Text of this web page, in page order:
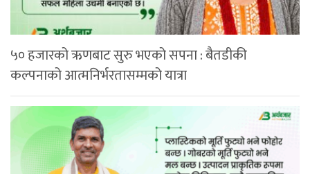
५० हजारको ऋणबाट सुरु भएको सपना : बैतडीकी
कल्पनाको आत्मनिर्भरतासम्मको यात्रा